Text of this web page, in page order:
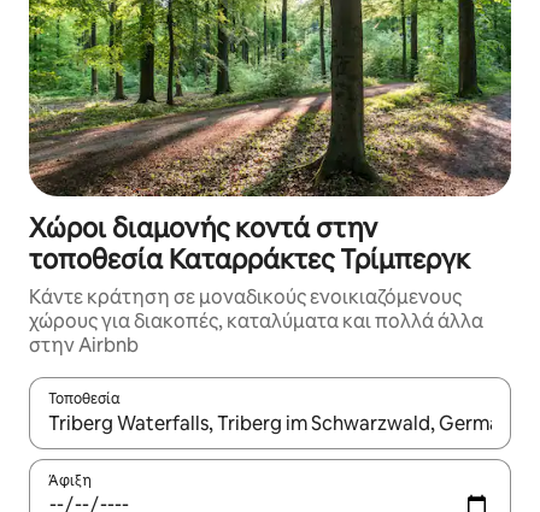
Χώροι διαμονής κοντά στην
τοποθεσία Καταρράκτες Τρίμπεργκ
Κάντε κράτηση σε μοναδικούς ενοικιαζόμενους
χώρους για διακοπές, καταλύματα και πολλά άλλα
στην Airbnb
Τοποθεσία
Όταν τα αποτελέσματα είναι διαθέσιμα, μπορείτε να
Άφιξη